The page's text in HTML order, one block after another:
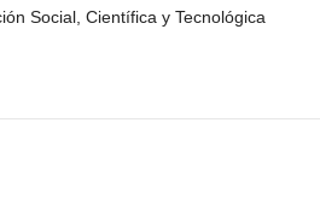
Social, Científica y Tecnológica